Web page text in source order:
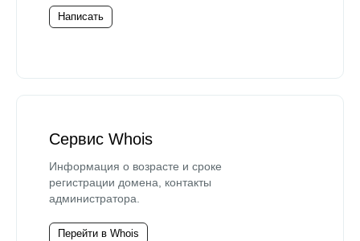
Написать
Сервис Whois
Информация о возрасте и сроке
регистрации домена, контакты
администратора.
Перейти в Whois